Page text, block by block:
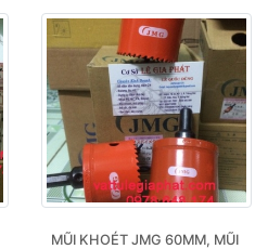
MŨI KHOÉT JMG 60MM, MŨI